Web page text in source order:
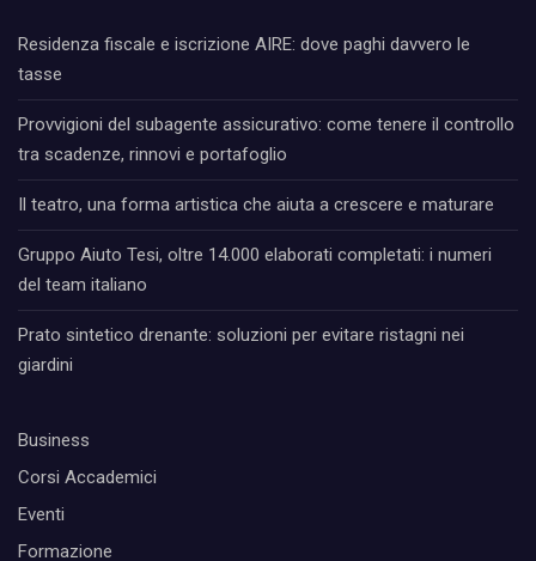
Residenza fiscale e iscrizione AIRE: dove paghi davvero le
tasse
Provvigioni del subagente assicurativo: come tenere il controllo
tra scadenze, rinnovi e portafoglio
Il teatro, una forma artistica che aiuta a crescere e maturare
Gruppo Aiuto Tesi, oltre 14.000 elaborati completati: i numeri
del team italiano
Prato sintetico drenante: soluzioni per evitare ristagni nei
giardini
Business
Corsi Accademici
Eventi
Formazione